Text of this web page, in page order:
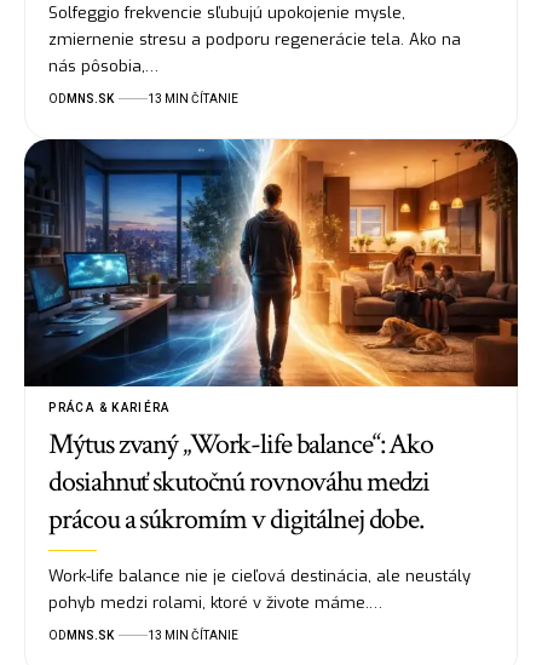
Solfeggio frekvencie sľubujú upokojenie mysle,
zmiernenie stresu a podporu regenerácie tela. Ako na
nás pôsobia,…
OD MNS.SK 13 MIN ČÍTANIE
PRÁCA & KARIÉRA
Mýtus zvaný „Work-life balance“: Ako
dosiahnuť skutočnú rovnováhu medzi
prácou a súkromím v digitálnej dobe.
Work-life balance nie je cieľová destinácia, ale neustály
pohyb medzi rolami, ktoré v živote máme.…
OD MNS.SK 13 MIN ČÍTANIE